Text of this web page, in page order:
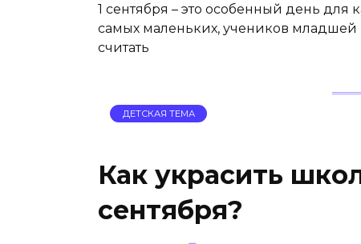
1 сентября – это особенный день для
самых маленьких, учеников
считать
ДЕТСКАЯ ТЕМА
Как украсить
сентября?